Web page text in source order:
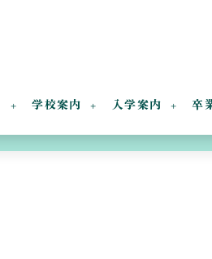
学校案内 入学案内 卒